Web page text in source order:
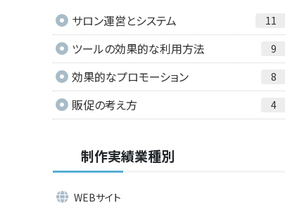
サロン運営とシステム 11
ツールの効果的な利用方法 9
効果的なプロモーション 8
販促の考え方 4
制作実績業種別
WEBサイト